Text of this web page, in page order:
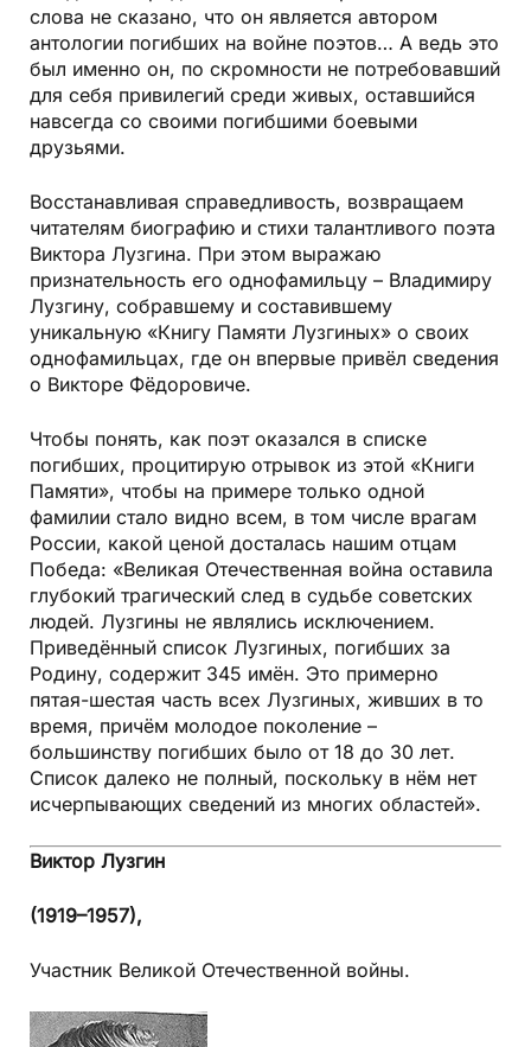
слова не сказано, что он является автором
антологии погибших на войне поэтов… А ведь это
был именно он, по скромности не потребовавший
для себя привилегий среди живых, оставшийся
навсегда со своими погибшими боевыми
друзьями.
Восстанавливая справедливость, возвращаем
читателям биографию и стихи талантливого поэта
Виктора Лузгина. При этом выражаю
признательность его однофамильцу – Владимиру
Лузгину, собравшему и составившему
уникальную «Книгу Памяти Лузгиных» о своих
однофамильцах, где он впервые привёл сведения
о Викторе Фёдоровиче.
Чтобы понять, как поэт оказался в списке
погибших, процитирую отрывок из этой «Книги
Памяти», чтобы на примере только одной
фамилии стало видно всем, в том числе врагам
России, какой ценой досталась нашим отцам
Победа: «Великая Отечественная война оставила
глубокий трагический след в судьбе советских
людей. Лузгины не являлись исключением.
Приведённый список Лузгиных, погибших за
Родину, содержит 345 имён. Это примерно
пятая-шестая часть всех Лузгиных, живших в то
время, причём молодое поколение –
большинству погибших было от 18 до 30 лет.
Список далеко не полный, поскольку в нём нет
исчерпывающих сведений из многих областей».
Виктор Лузгин
(1919–1957),
Участник Великой Отечественной войны.